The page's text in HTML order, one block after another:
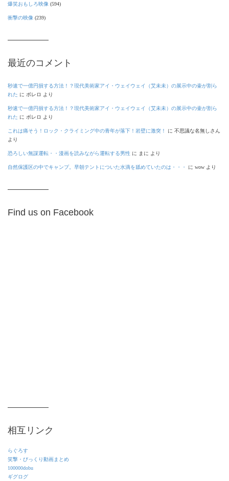
爆笑おもしろ映像 (594)
衝撃の映像 (239)
最近のコメント
秒速で一億円損する方法！？現代美術家アイ・ウェイウェイ（艾未未）の展示中の壷が割ら
れた に ボレロ より
秒速で一億円損する方法！？現代美術家アイ・ウェイウェイ（艾未未）の展示中の壷が割ら
れた に ボレロ より
これは痛そう！ロック・クライミング中の青年が落下！岩壁に激突！ に 不思議な名無しさん
より
恐ろしい無謀運転・・漫画を読みながら運転する男性 に まに より
自然保護区の中でキャンプ。早朝テントについた水滴を舐めていたのは・・・ に wow より
Find us on Facebook
相互リンク
らぐろす
笑撃・びっくり動画まとめ
100000dobu
ギグログ